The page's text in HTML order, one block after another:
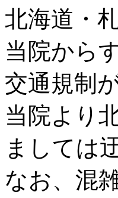
北海道・
当院から
交通規制
当院より
ましては
なお、混